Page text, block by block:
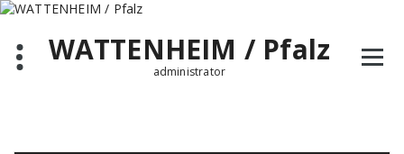
Zum
springenWATTENHEIM / Pfalz
administrator